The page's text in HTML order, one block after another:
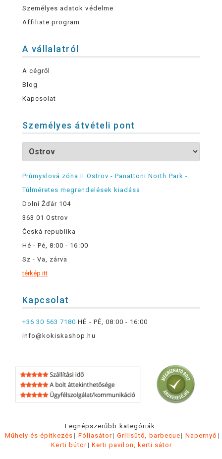
Személyes adatok védelme
Affiliate program
A vállalatról
A cégről
Blog
Kapcsolat
Személyes átvételi pont
Průmyslová zóna II Ostrov - Panattoni North Park -
Túlméretes megrendelések kiadása
Dolní Žďár 104
363 01 Ostrov
Česká republika
Hé - Pé, 8:00 - 16:00
Sz - Va, zárva
térkép itt
Kapcsolat
+36 30 563 7180 HÉ - PÉ, 08:00 - 16:00
info@kokiskashop.hu
Legnépszerűbb kategóriák:
Műhely és építkezés
Fóliasátor Grillsütő, barbecue
Napernyő
Kerti bútor
Kerti pavilon, kerti sátor